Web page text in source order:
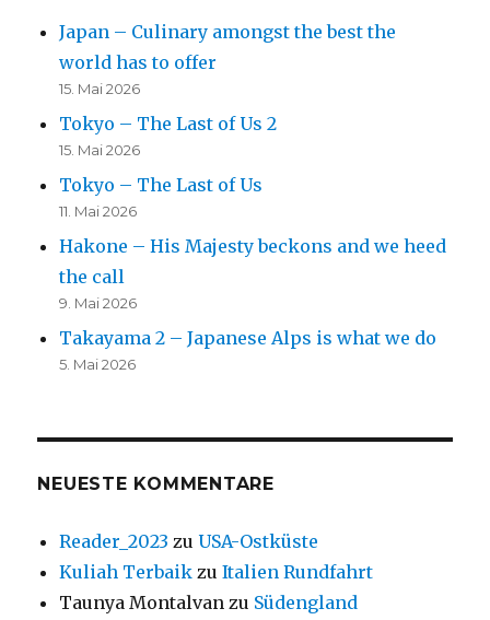
Japan – Culinary amongst the best the
world has to offer
15. Mai 2026
Tokyo – The Last of Us 2
15. Mai 2026
Tokyo – The Last of Us
11. Mai 2026
Hakone – His Majesty beckons and we heed
the call
9. Mai 2026
Takayama 2 – Japanese Alps is what we do
5. Mai 2026
NEUESTE KOMMENTARE
Reader_2023 zuUSA-Ostküste
Kuliah Terbaik zuItalien Rundfahrt
Taunya Montalvan zu Südengland